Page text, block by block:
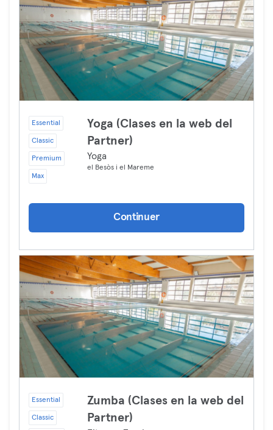
Essential
Classic
Premium
Max
Yoga (Clases en la web del
Partner)
Yoga
el Besòs i el Mareme
Continuer
Essential
Classic
Zumba (Clases en la web del
Partner)